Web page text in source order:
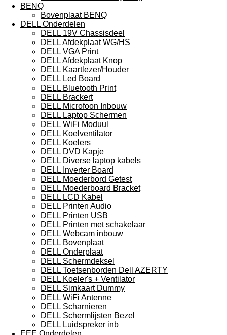
BENQ
Bovenplaat BENQ
DELL Onderdelen
DELL 19V Chassisdeel
DELL Afdekplaat WG/HS
DELL VGA Print
DELL Afdekplaat Knop
DELL Kaartlezer/Houder
DELL Led Board
DELL Bluetooth Print
DELL Brackert
DELL Microfoon Inbouw
DELL Laptop Schermen
DELL WiFi Moduul
DELL Koelventilator
DELL Koelers
DELL DVD Kapje
DELL Diverse laptop kabels
DELL Inverter Board
DELL Moederbord Getest
DELL Moederboard Bracket
DELL LCD Kabel
DELL Printen Audio
DELL Printen USB
DELL Printen met schakelaar
DELL Webcam inbouw
DELL Bovenplaat
DELL Onderplaat
DELL Schermdeksel
DELL Toetsenborden Dell AZERTY
DELL Koeler's + Ventilator
DELL Simkaart Dummy
DELL WiFi Antenne
DELL Scharnieren
DELL Schermlijsten Bezel
DELL Luidspreker inb